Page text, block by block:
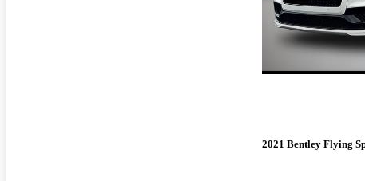
2021 Bentley Flying